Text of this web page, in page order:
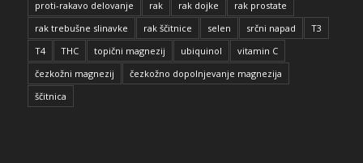
proti-rakavo delovanje
rak rak dojke
rak prostate
rak trebušne slinavke
rak ščitnice selen srčni napad
T3
T4
THC topični magnezij ubiquinol
vitamin C
čezkožni magnezij
čezkožno dopolnjevanje magnezija
ščitnica